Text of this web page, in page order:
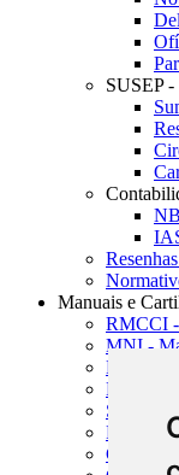
SUSEP -
Manuais e
RMCCI -
MNI -
MTVM -
MCR -
SISORF
MASUP
CADOC